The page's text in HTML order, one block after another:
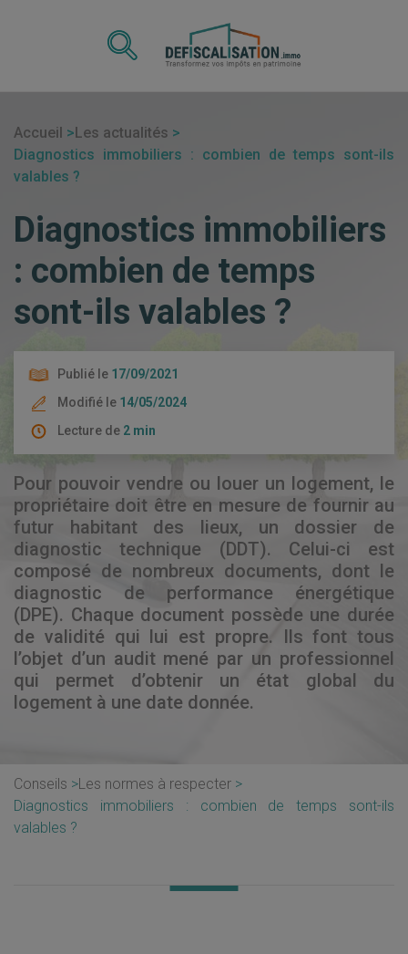
Accueil
Les actualités
Diagnostics immobiliers : combien de temps sont-ils
valables ?
Diagnostics immobiliers
: combien de temps
sont-ils valables ?
Publié le 17/09/2021
Modifié le 14/05/2024
Lecture de 2 min
Pour pouvoir vendre ou louer un logement, le
propriétaire doit être en mesure de fournir au
futur habitant des lieux, un dossier de
diagnostic technique (DDT). Celui-ci est
composé de nombreux documents, dont le
diagnostic de performance énergétique
(DPE). Chaque document possède une durée
de validité qui lui est propre. Ils font tous
l’objet d’un audit mené par un professionnel
qui permet d’obtenir un état global du
logement à une date donnée.
Conseils
Les normes à respecter
Diagnostics immobiliers : combien de temps sont-ils
valables ?